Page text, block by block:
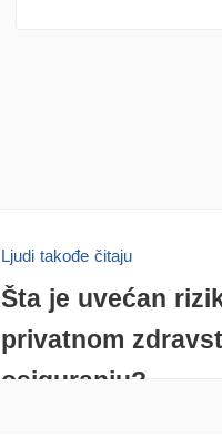
Ljudi takođe čitaju
Šta je uvećan
privatnom
osiguranju?